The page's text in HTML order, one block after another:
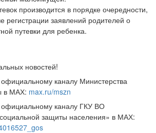
производится в порядке очередности,
регистрации заявлений родителей о
путевки для ребенка.
новостей!
каналу Министерства
в МАХ: max.ru/mszn
официальному каналу ГКУ ВО
защиты населения» в МАХ: